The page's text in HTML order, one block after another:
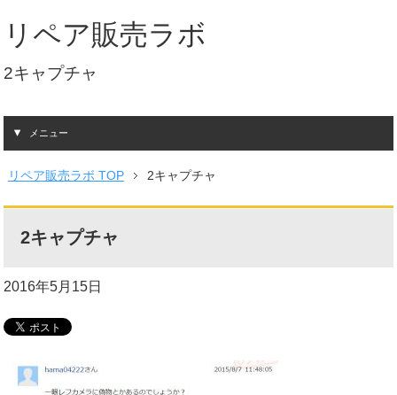
リペア販売ラボ
2キャプチャ
メニュー
リペア販売ラボ TOP 2キャプチャ
2キャプチャ
2016年5月15日